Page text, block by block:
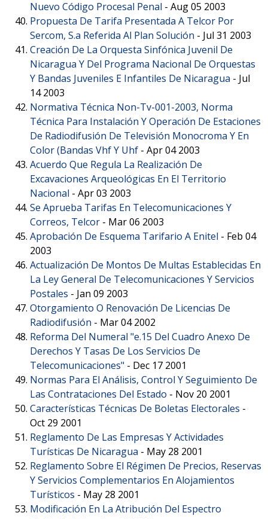
Nuevo Código Procesal Penal - Aug 05 2003
Propuesta De Tarifa Presentada A Telcor Por
Sercom, S.a Referida Al Plan Solución - Jul 31 2003
Creación De La Orquesta Sinfónica Juvenil De
Nicaragua Y Del Programa Nacional De Orquestas
Y Bandas Juveniles E Infantiles De Nicaragua - Jul
14 2003
Normativa Técnica Non-Tv-001-2003, Norma
Técnica Para Instalación Y Operación De Estaciones
De Radiodifusión De Televisión Monocroma Y En
Color (Bandas Vhf Y Uhf - Apr 04 2003
Acuerdo Que Regula La Realización De
Excavaciones Arqueológicas En El Territorio
Nacional - Apr 03 2003
Se Aprueba Tarifas En Telecomunicaciones Y
Correos, Telcor - Mar 06 2003
Aprobación De Esquema Tarifario A Enitel - Feb 04
2003
Actualización De Montos De Multas Establecidas En
La Ley General De Telecomunicaciones Y Servicios
Postales - Jan 09 2003
Otorgamiento O Renovación De Licencias De
Radiodifusión - Mar 04 2002
Reforma Del Numeral "e.15 Del Cuadro Anexo De
Derechos Y Tasas De Los Servicios De
Telecomunicaciones" - Dec 17 2001
Normas Para El Análisis, Control Y Seguimiento De
Las Contrataciones Del Estado - Nov 20 2001
Características Técnicas De Boletas Electorales -
Oct 29 2001
Reglamento De Las Empresas Y Actividades
Turísticas De Nicaragua - May 28 2001
Reglamento Sobre El Régimen De Precios, Reservas
Y Servicios Complementarios En Alojamientos
Turísticos - May 28 2001
Modificación En La Atribución Del Espectro